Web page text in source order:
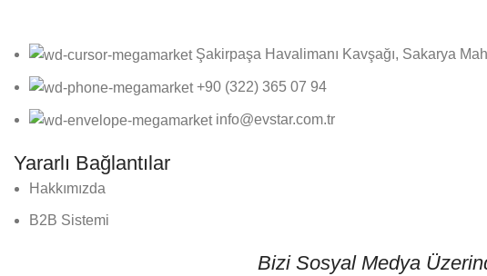
Şakirpaşa Havalimanı Kavşağı, Sakarya
+90 (322) 365 07 94
info@evstar.com.tr
Yararlı Bağlantılar
Hakkımızda
B2B Sistemi
Bizi Sosyal Medya